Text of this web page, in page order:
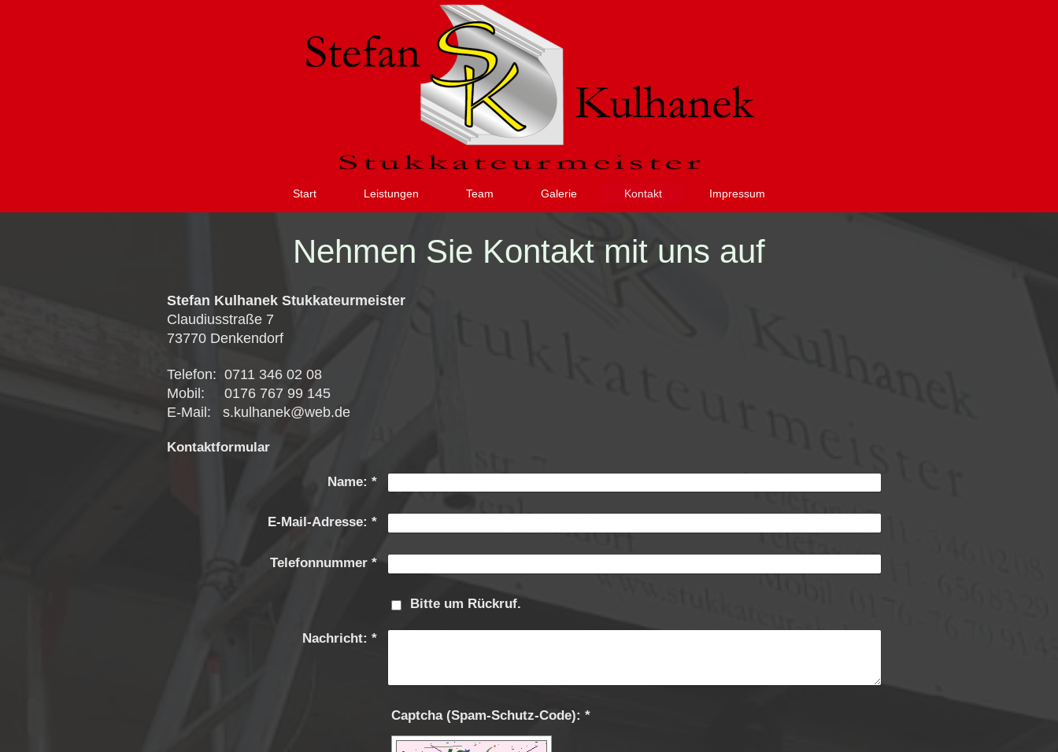
Start Leistungen Team Galerie Kontakt Impressum
Nehmen Sie Kontakt mit uns auf
Stefan Kulhanek Stukkateurmeister
Claudiusstraße 7
73770 Denkendorf
Telefon: 0711 346 02 08
Mobil: 0176 767 99 145
E-Mail: s.kulhanek@web.de
Kontaktformular
Name: *
E-Mail-Adresse: *
Telefonnummer*
Bitte um Rückruf.
Nachricht: *
Captcha (Spam-Schutz-Code): *